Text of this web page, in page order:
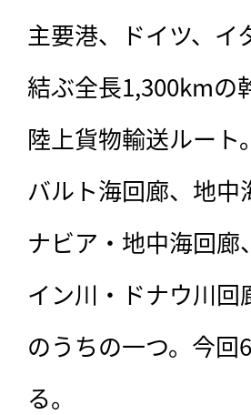
主要港、ドイツ、
結ぶ全長1,300kmの
陸上貨物輸送ルー
バルト海回廊、地
ナビア・地中海回
イン川・ドナウ川
のうちの一つ。今
る。